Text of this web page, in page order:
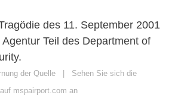
des 11. September 2001
Teil des Department of
der Quelle | Sehen Sie sich die
mspairport.com an